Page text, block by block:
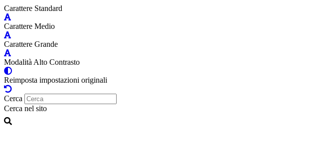
Carattere Standard
Carattere Medio
Carattere Grande
Modalità Alto Contrasto
Reimposta impostazioni originali
Cerca
Cerca nel sito